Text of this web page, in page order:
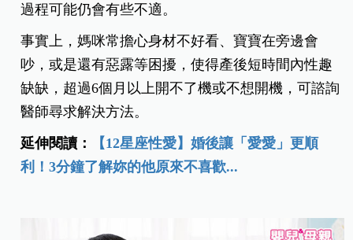
過程可能仍會有些不適。
事實上，媽咪常擔心身材不好看、寶寶在旁邊會
吵，或是還有惡露等困擾，使得產後短時間內性趣
缺缺，超過6個月以上開不了機或不想開機，可諮詢
醫師尋求解決方法。
延伸閱讀：
【12星座性愛】婚後讓「愛愛」更順
利！3分鐘了解妳的他原來不喜歡...